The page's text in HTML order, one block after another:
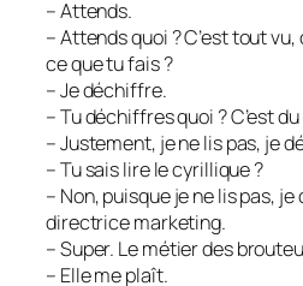
– Attends.
– Attends quoi ? C’est tout vu,
ce que tu fais ?
– Je déchiffre.
– Tu déchiffres quoi ? C’est
– Justement, je ne lis pas, je
– Tu sais lire le cyrillique ?
– Non, puisque je ne lis pas,
directrice marketing.
– Super. Le métier des
– Elle me plaît.